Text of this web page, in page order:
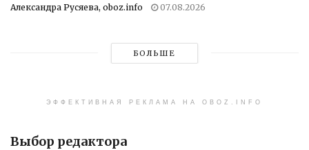
Александра Русяева, oboz.info 07.08.2026
БОЛЬШЕ
ЭФФЕКТИВНАЯ РЕКЛАМА НА OBOZ.INFO
Выбор редактора